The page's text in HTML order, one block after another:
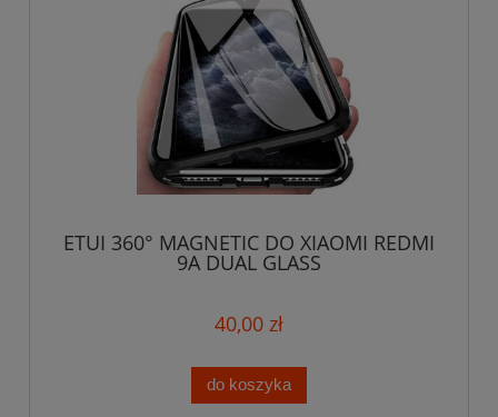
ETUI 360° MAGNETIC DO XIAOMI REDMI
9A DUAL GLASS
40,00 zł
do koszyka